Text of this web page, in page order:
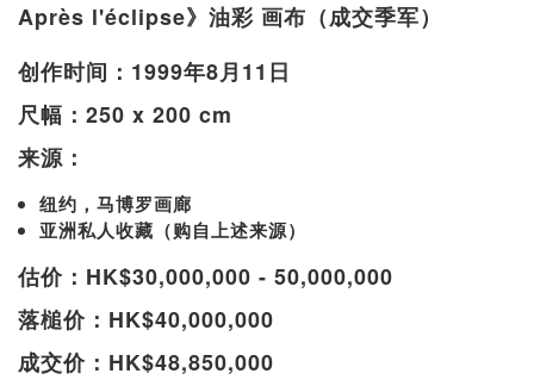
Après l'éclipse》油彩 画布（成交季军）
创作时间：1999年8月11日
尺幅：250 x 200 cm
来源：
纽约，马博罗画廊
亚洲私人收藏（购自上述来源）
估价：HK$30,000,000 - 50,000,000
落槌价：HK$40,000,000
成交价：HK$48,850,000